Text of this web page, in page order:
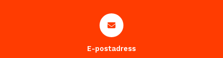
E-postadress